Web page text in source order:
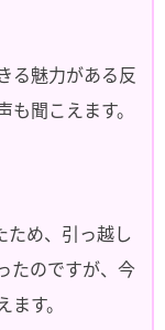
魅力がある反
も聞こえます。
め、引っ越し
たのですが、今
ます。